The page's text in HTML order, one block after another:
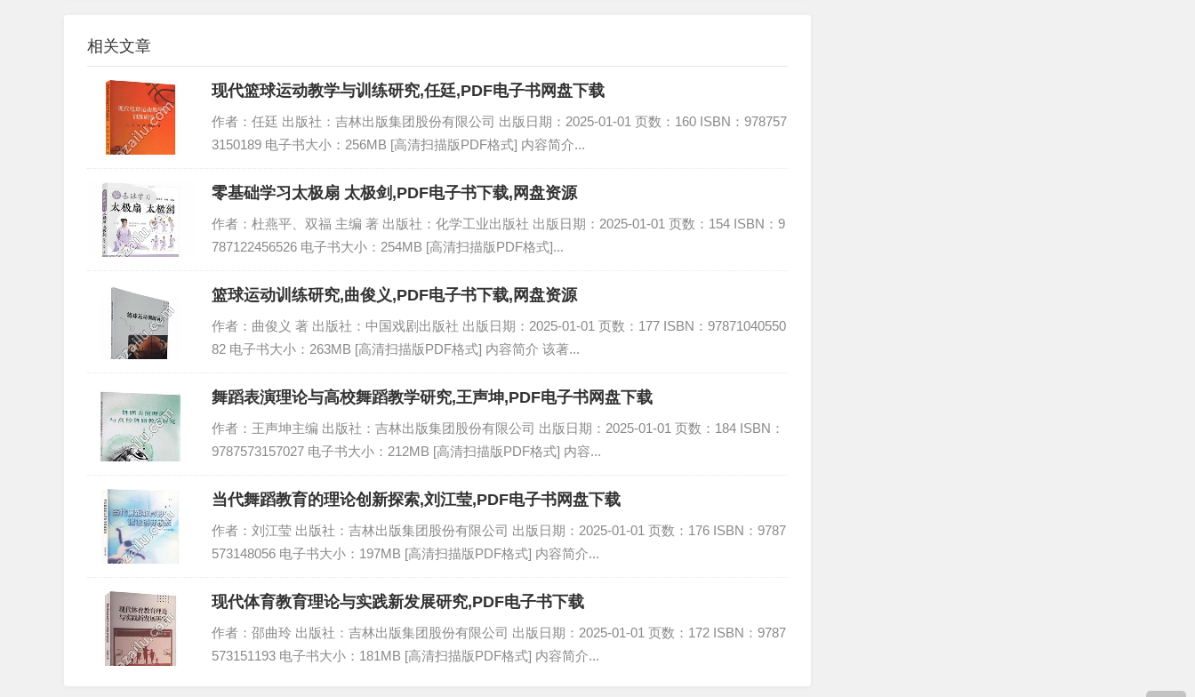
相关文章
现代篮球运动教学与训练研究,任廷,PDF电子书网盘下载
作者：任廷 出版社：吉林出版集团股份有限公司 出版日期：2025-01-01 页数：160 ISBN：978757
3150189 电子书大小：256MB [高清扫描版PDF格式] 内容简介...
零基础学习太极扇 太极剑,PDF电子书下载,网盘资源
作者：杜燕平、双福 主编 著 出版社：化学工业出版社 出版日期：2025-01-01 页数：154 ISBN：9
787122456526 电子书大小：254MB [高清扫描版PDF格式]...
篮球运动训练研究,曲俊义,PDF电子书下载,网盘资源
作者：曲俊义 著 出版社：中国戏剧出版社 出版日期：2025-01-01 页数：177 ISBN：97871040550
82 电子书大小：263MB [高清扫描版PDF格式] 内容简介 该著...
舞蹈表演理论与高校舞蹈教学研究,王声坤,PDF电子书网盘下载
作者：王声坤主编 出版社：吉林出版集团股份有限公司 出版日期：2025-01-01 页数：184 ISBN：
9787573157027 电子书大小：212MB [高清扫描版PDF格式] 内容...
当代舞蹈教育的理论创新探索,刘江莹,PDF电子书网盘下载
作者：刘江莹 出版社：吉林出版集团股份有限公司 出版日期：2025-01-01 页数：176 ISBN：9787
573148056 电子书大小：197MB [高清扫描版PDF格式] 内容简介...
现代体育教育理论与实践新发展研究,PDF电子书下载
作者：邵曲玲 出版社：吉林出版集团股份有限公司 出版日期：2025-01-01 页数：172 ISBN：9787
573151193 电子书大小：181MB [高清扫描版PDF格式] 内容简介...